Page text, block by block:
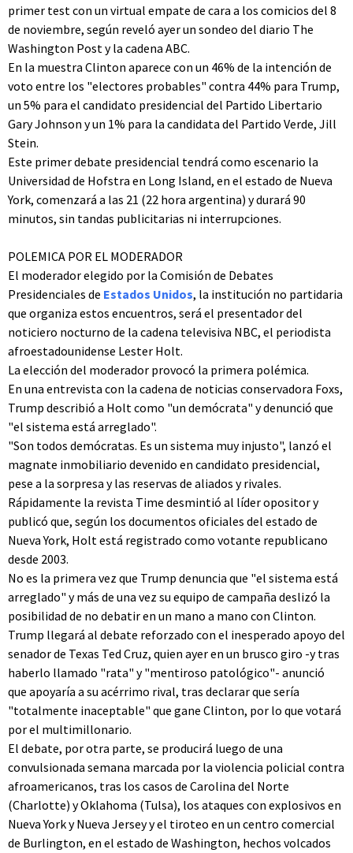
primer test con un virtual empate de cara a los comicios del 8
de noviembre, según reveló ayer un sondeo del diario The
Washington Post y la cadena ABC.
En la muestra Clinton aparece con un 46% de la intención de
voto entre los "electores probables" contra 44% para Trump,
un 5% para el candidato presidencial del Partido Libertario
Gary Johnson y un 1% para la candidata del Partido Verde, Jill
Stein.
Este primer debate presidencial tendrá como escenario la
Universidad de Hofstra en Long Island, en el estado de Nueva
York, comenzará a las 21 (22 hora argentina) y durará 90
minutos, sin tandas publicitarias ni interrupciones.
POLEMICA POR EL MODERADOR
El moderador elegido por la Comisión de Debates
Presidenciales de Estados Unidos, la institución no partidaria
que organiza estos encuentros, será el presentador del
noticiero nocturno de la cadena televisiva NBC, el periodista
afroestadounidense Lester Holt.
La elección del moderador provocó la primera polémica.
En una entrevista con la cadena de noticias conservadora Foxs,
Trump describió a Holt como "un demócrata" y denunció que
"el sistema está arreglado".
"Son todos demócratas. Es un sistema muy injusto", lanzó el
magnate inmobiliario devenido en candidato presidencial,
pese a la sorpresa y las reservas de aliados y rivales.
Rápidamente la revista Time desmintió al líder opositor y
publicó que, según los documentos oficiales del estado de
Nueva York, Holt está registrado como votante republicano
desde 2003.
No es la primera vez que Trump denuncia que "el sistema está
arreglado" y más de una vez su equipo de campaña deslizó la
posibilidad de no debatir en un mano a mano con Clinton.
Trump llegará al debate reforzado con el inesperado apoyo del
senador de Texas Ted Cruz, quien ayer en un brusco giro -y tras
haberlo llamado "rata" y "mentiroso patológico"- anunció
que apoyaría a su acérrimo rival, tras declarar que sería
"totalmente inaceptable" que gane Clinton, por lo que votará
por el multimillonario.
El debate, por otra parte, se producirá luego de una
convulsionada semana marcada por la violencia policial contra
afroamericanos, tras los casos de Carolina del Norte
(Charlotte) y Oklahoma (Tulsa), los ataques con explosivos en
Nueva York y Nueva Jersey y el tiroteo en un centro comercial
de Burlington, en el estado de Washington, hechos volcados